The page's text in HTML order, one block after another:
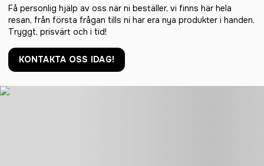
Få personlig hjälp av oss när ni beställer, vi finns här hela
resan, från första frågan tills ni har era nya produkter i handen.
Tryggt, prisvärt och i tid!
KONTAKTA OSS IDAG!